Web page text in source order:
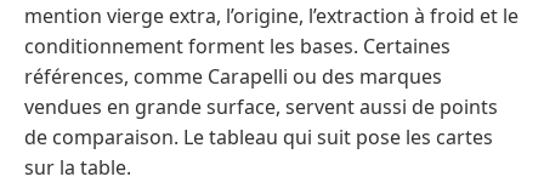
mention vierge extra, l’origine, l’extraction à froid et le
conditionnement forment les bases. Certaines
références, comme Carapelli ou des marques
vendues en grande surface, servent aussi de points
de comparaison. Le tableau qui suit pose les cartes
sur la table.